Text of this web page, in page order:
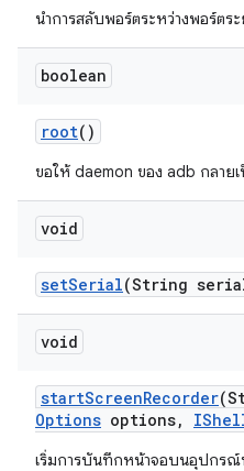
นำการสลับพอร์ตระหว่างพอร์ตร
boolean
root()
ขอให้ daemon ของ adb กลา
void
setSerial(String
void
startScreenRecorder
Options options,
เริ่มการบันทึกหน้าจอบนอุปกร